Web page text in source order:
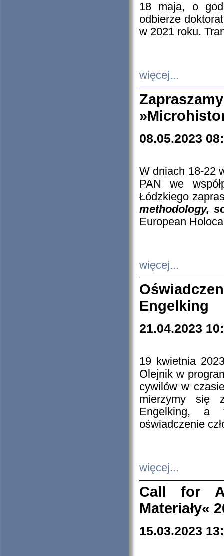
18 maja, o
odbierze
w 2021 roku.
więcej...
08.05.2023
W dniach 18-22
PAN we
Łódzkiego
methodology,
European
więcej...
Engelking
21.04.2023
19 kwietnia
Olejnik w
cywilów w
mierzymy się
Engelking, a
oświadczenie
więcej...
Call for
Materiały«
15.03.2023